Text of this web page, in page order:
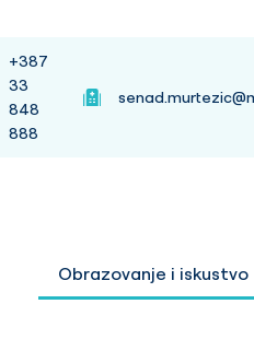
+387
33
848
888
Obrazovanje i iskustvo